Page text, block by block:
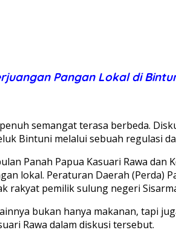
Pangan Lokal di
semangat terasa berbeda.
Bintuni melalui sebuah regulasi
Panah Papua Kasuari Rawa dan
lokal. Peraturan Daerah (Perda)
pemilik sulung negeri
bukan hanya makanan, tapi
Rawa dalam diskusi tersebut.